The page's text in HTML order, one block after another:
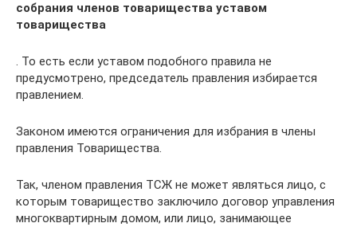
собрания членов товарищества уставом
товарищества
. То есть если уставом подобного правила не
предусмотрено, председатель правления избирается
правлением.
Законом имеются ограничения для избрания в члены
правления Товарищества.
Так, членом правления ТСЖ не может являться лицо, с
которым товарищество заключило договор управления
многоквартирным домом, или лицо, занимающее